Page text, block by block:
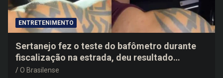
ENTRETENIMENTO
Sertanejo fez o teste do bafômetro durante
fiscalização na estrada, deu resultado
negativo e elogiou o trabalho dos agentes de
O Brasilense